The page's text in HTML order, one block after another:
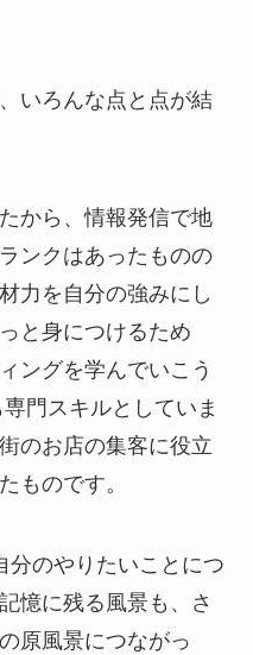
いろんな点と点が結
から、情報発信で地
ンクはあったものの
力を自分の強みにし
と身につけるため
ングを学んでいこう
門スキルとしていま
のお店の集客に役立
ものです。
分のやりたいことにつ
憶に残る風景も、さ
原風景につながっ